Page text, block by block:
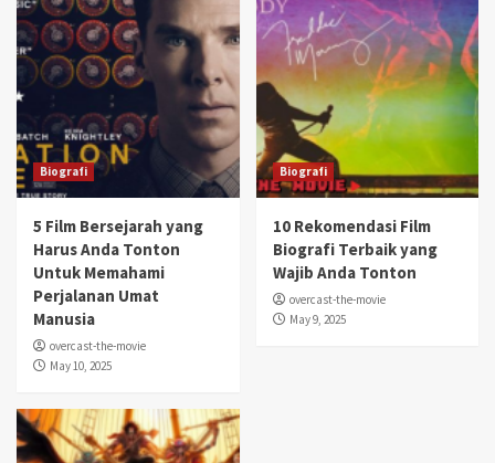
Biografi
5 Film Bersejarah yang
Harus Anda Tonton
Untuk Memahami
Perjalanan Umat
Manusia
overcast-the-movie
May 10, 2025
Biografi
10 Rekomendasi Film
Biografi Terbaik yang
Wajib Anda Tonton
overcast-the-movie
May 9, 2025